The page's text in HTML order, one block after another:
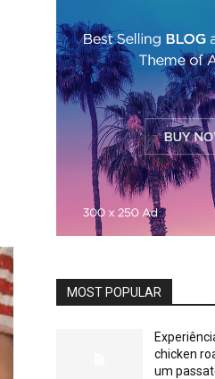
MOST POPULAR
chicken
um